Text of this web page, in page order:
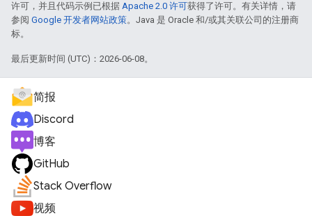
许可，并且代码示例已根据 Apache 2.0 许可获得了许可。有关详情，请
参阅 Google 开发者网站政策。Java 是 Oracle 和/或其关联公司的注册商
标。
最后更新时间 (UTC)：2026-06-08。
简报
Discord
博客
GitHub
Stack Overflow
视频